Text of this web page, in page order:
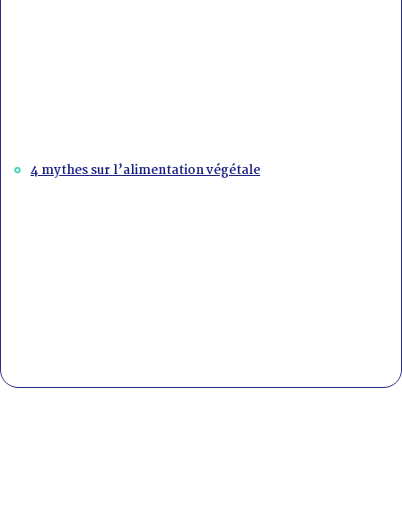
4 mythes sur l’alimentation végétale